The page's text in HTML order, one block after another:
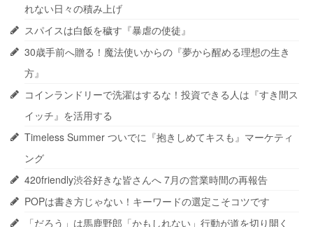
れない日々の積み上げ
スパイスは白飯を穢す『暴虐の使徒』
30歳手前へ贈る！魔法使いからの『夢から醒める理想の生き
方』
コインランドリーで洗濯はするな！投資できる人は『すき間ス
イッチ』を活用する
Timeless Summer ついでに『抱きしめてキスも』マーケティ
ング
420friendly渋谷好きな皆さんへ 7月の営業時間の再報告
POPは書き方じゃない！キーワードの選定こそコツです
「だろう」は馬鹿野郎「かもしれない」行動が道を切り開く